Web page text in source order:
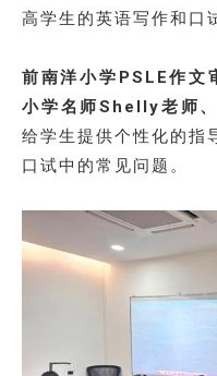
高学生的英语写作和口
前南洋小学PSLE作文
小学名师Shelly老师
给学生提供个性化的指
口试中的常见问题。